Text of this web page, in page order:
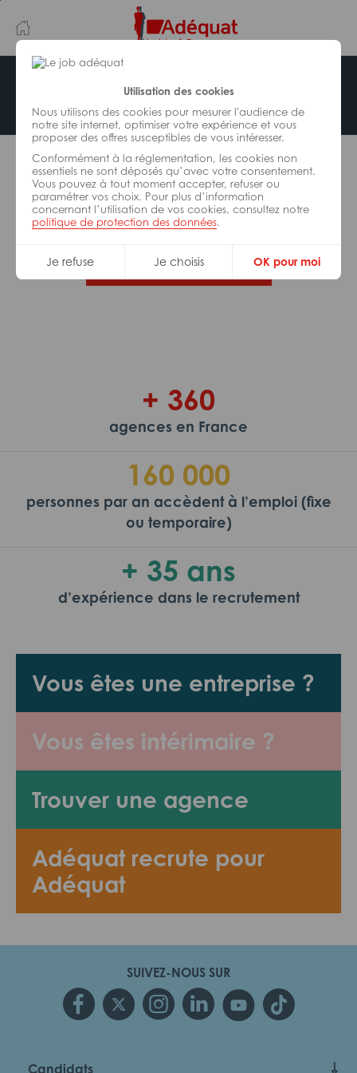
Utilisation des cookies
Nous utilisons des cookies pour mesurer l'audience de
notre site internet, optimiser votre expérience et vous
proposer des offres susceptibles de vous intéresser.
Conformément à la réglementation, les cookies non
essentiels ne sont déposés qu’avec votre consentement.
Vous pouvez à tout moment accepter, refuser ou
paramétrer vos choix. Pour plus d’information
concernant l’utilisation de vos cookies, consultez notre
politique de protection des données.
Je refuse Je choisis OK pour moi
au
contenu
principal
navigation
Offre indisponible
L’offre d’emploi que vous tentez de consulter n’est
plus disponible.
De nombreuses autres missions peuvent vous
correspondre, consultez toutes nos offres.
Trouvez votre job Adéquat !
Vous êtes une entreprise ?
Vous êtes intérimaire ?
Trouver une agence
Adéquat recrute pour
Adéquat
+ 360
agences en France
160 000
personnes par an accèdent à l’emploi (fixe
ou temporaire)
+ 35 ans
d’expérience dans le recrutement
SUIVEZ-NOUS SUR
Candidats